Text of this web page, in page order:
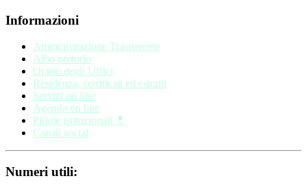
Informazioni
Amministrazione Trasparente
Albo pretorio
Orario degli Uffici
Residenza, certificati ed estratti
Servizi on line
Agenda on line
Pillole istituzionali 💊
Canali social
Numeri utili: